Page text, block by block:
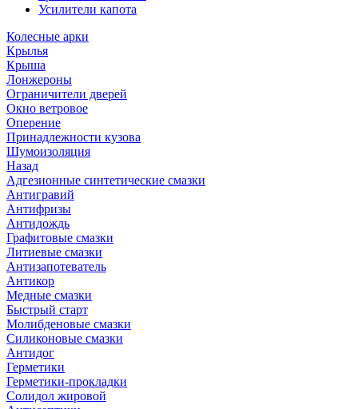
Усилители капота
Колесные арки
Крылья
Крыша
Лонжероны
Ограничители дверей
Окно ветровое
Оперение
Принадлежности кузова
Шумоизоляция
Назад
Адгезионные синтетические смазки
Антигравий
Антифризы
Антидождь
Графитовые смазки
Литиевые смазки
Антизапотеватель
Антикор
Медные смазки
Быстрый старт
Молибденовые смазки
Силиконовые смазки
Антидог
Герметики
Герметики-прокладки
Солидол жировой